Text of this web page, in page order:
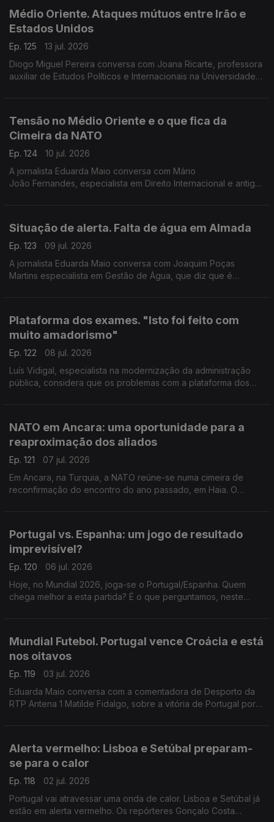
Médio Oriente. Ataques mútuos entre Irão e
Estados Unidos
Ep. 125
13 jul. 2026
Diogo Miguel Pereira conversa com Joana Ricarte, professora
auxiliar de Estudos Políticos e Internacionais na Universidade
Tensão no Médio Oriente e o que fica da
Cimeira da NATO
Ep. 124
10 jul. 2026
A jornalista Eduarda Maio conversa com Mário
João Fernandes, especialista em Direito Internacional e antigo
Situação de alerta. Falta de água em Almada
Ep. 123
09 jul. 2026
A jornalista Eduarda Maio conversa com Joaquim Poças
Martins especialista em Gestão de Água, que diz que é
Plataforma dos exames. "Isto foi feito com
muito amadorismo"
Ep. 122
08 jul. 2026
Luís Vidigal, especialista na modernização da administração
pública, considera que os problemas com a plataforma dos
NATO em Ancara: uma oportunidade para a
reaproximação dos aliados
Ep. 121
07 jul. 2026
Em Ancara, na Turquia, a NATO reúne-se numa cimeira de
reconfirmação do encontro do ano passado, em Haia. O
Portugal vs. Espanha: um jogo de resultado
imprevisível?
Ep. 120
06 jul. 2026
Hoje, no Mundial 2026, joga-se o Portugal/Espanha. Quem
chega melhor a esta partida? É o que perguntamos, neste
Mundial Futebol. Portugal vence Croácia e está
nos oitavos
Ep. 119
03 jul. 2026
Eduarda Maio conversa com a comentadora de Desporto da
RTP Antena 1 Matilde Fidalgo, sobre a vitória de Portugal por
Alerta vermelho: Lisboa e Setúbal preparam-
se para o calor
Ep. 118
02 jul. 2026
Portugal vai atravessar uma onda de calor. Lisboa e Setúbal já
estão em alerta vermelho. Os repórteres Gonçalo Costa